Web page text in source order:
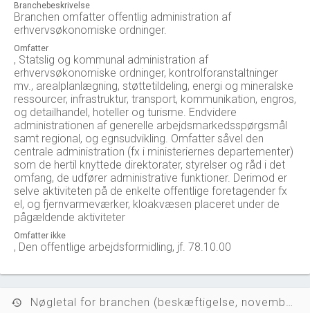
Branchebeskrivelse
Branchen omfatter offentlig administration af
erhvervsøkonomiske ordninger.
Omfatter
, Statslig og kommunal administration af
erhvervsøkonomiske ordninger, kontrolforanstaltninger
mv., arealplanlægning, støttetildeling, energi og mineralske
ressourcer, infrastruktur, transport, kommunikation, engros,
og detailhandel, hoteller og turisme. Endvidere
administrationen af generelle arbejdsmarkedsspørgsmål
samt regional, og egnsudvikling. Omfatter såvel den
centrale administration (fx i ministeriernes departementer)
som de hertil knyttede direktorater, styrelser og råd i det
omfang, de udfører administrative funktioner. Derimod er
selve aktiviteten på de enkelte offentlige foretagender fx
el, og fjernvarmeværker, kloakvæsen placeret under de
pågældende aktiviteter
Omfatter ikke
, Den offentlige arbejdsformidling, jf. 78.10.00
history Nøgletal for branchen (beskæftigelse, november 2023)